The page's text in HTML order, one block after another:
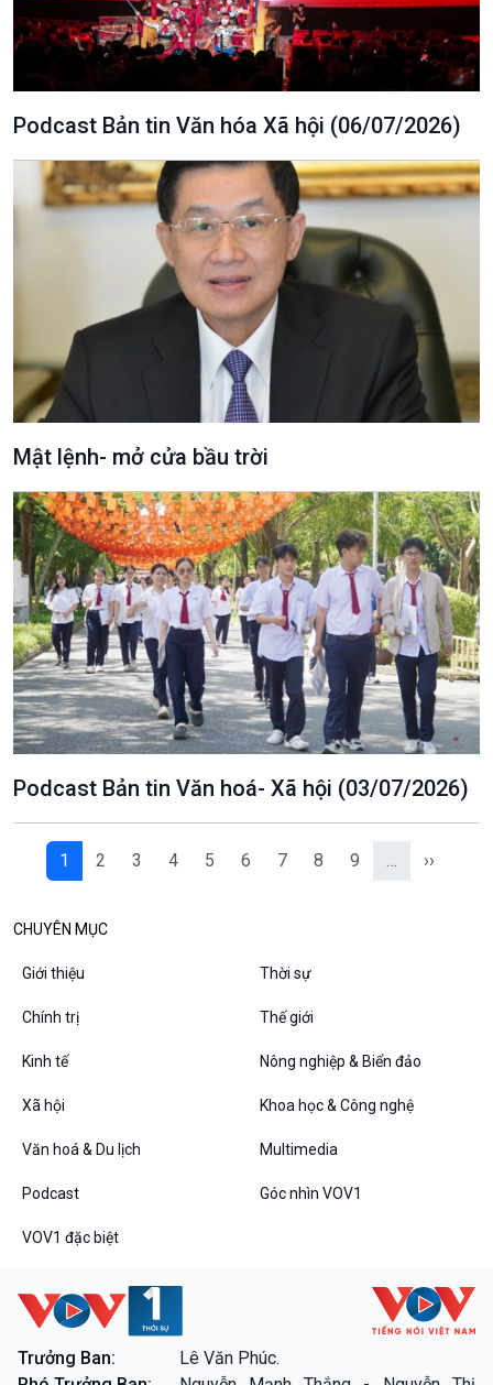
VOV1 đặc biệt
Thanh âm ký sự
Chân dung cuộc sống
Các chương trình đặc biệt
Podcast Bản tin Văn hóa Xã hội (06/07/2026)
Mật lệnh- mở cửa bầu trời
Podcast Bản tin Văn hoá- Xã hội (03/07/2026)
1 2 3 4 5 6 7 8 9 … ››
CHUYÊN MỤC
Giới thiệu Thời sự
Chính trị Thế giới
Kinh tế Nông nghiệp & Biển đảo
Xã hội Khoa học & Công nghệ
Văn hoá & Du lịch Multimedia
Podcast Góc nhìn VOV1
VOV1 đặc biệt
Trưởng Ban:
Lê Văn Phúc.